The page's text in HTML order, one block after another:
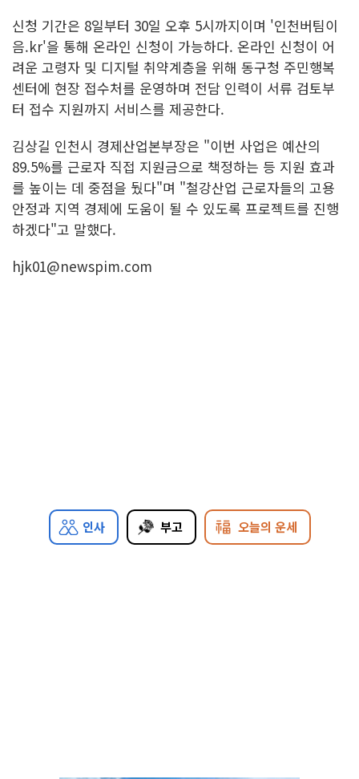
신청 기간은 8일부터 30일 오후 5시까지이며 '인천버팀이
음.kr'을 통해 온라인 신청이 가능하다. 온라인 신청이 어
려운 고령자 및 디지털 취약계층을 위해 동구청 주민행복
센터에 현장 접수처를 운영하며 전담 인력이 서류 검토부
터 접수 지원까지 서비스를 제공한다.
김상길 인천시 경제산업본부장은 "이번 사업은 예산의
89.5%를 근로자 직접 지원금으로 책정하는 등 지원 효과
를 높이는 데 중점을 뒀다"며 "철강산업 근로자들의 고용
안정과 지역 경제에 도움이 될 수 있도록 프로젝트를 진행
하겠다"고 말했다.
hjk01@newspim.com
인사 부고 오늘의 운세